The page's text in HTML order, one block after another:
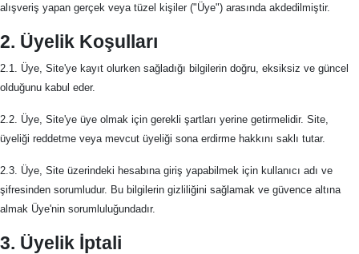
alışveriş yapan gerçek veya tüzel kişiler ("Üye") arasında akdedilmiştir.
2. Üyelik Koşulları
2.1. Üye, Site'ye kayıt olurken sağladığı bilgilerin doğru, eksiksiz ve güncel
olduğunu kabul eder.
2.2. Üye, Site'ye üye olmak için gerekli şartları yerine getirmelidir. Site,
üyeliği reddetme veya mevcut üyeliği sona erdirme hakkını saklı tutar.
2.3. Üye, Site üzerindeki hesabına giriş yapabilmek için kullanıcı adı ve
şifresinden sorumludur. Bu bilgilerin gizliliğini sağlamak ve güvence altına
almak Üye'nin sorumluluğundadır.
3. Üyelik İptali